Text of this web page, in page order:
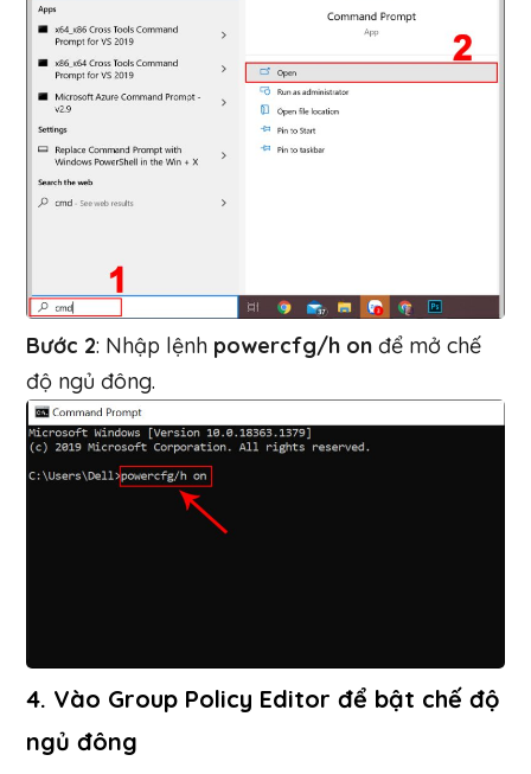
Bước 2: Nhập lệnh powercfg/h on để mở chế
độ ngủ đông.
4. Vào Group Policy Editor để bật chế độ
ngủ đông